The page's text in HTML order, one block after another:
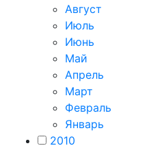
Август
Июль
Июнь
Май
Апрель
Март
Февраль
Январь
2010